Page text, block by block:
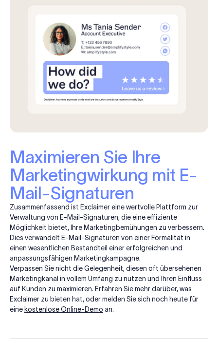
Maximieren Sie Ihre
Marketingwirkung mit E-
Mail-Signaturen
Zusammenfassend ist Exclaimer eine wertvolle Plattform zur
Verwaltung von E-Mail-Signaturen, die eine effiziente
Möglichkeit bietet, Ihre Marketingbemühungen zu verbessern.
Dies verwandelt E-Mail-Signaturen von einer Formalität in
einen wesentlichen Bestandteil einer erfolgreichen und
anpassungsfähigen Marketingkampagne.
Verpassen Sie nicht die Gelegenheit, diesen oft übersehenen
Marketingkanal in vollem Umfang zu nutzen und Ihren Einfluss
auf Kunden zu maximieren. Erfahren Sie mehrdarüber, was
Exclaimer zu bieten hat, oder melden Sie sich noch heute für
eine kostenlose Online-Demo an.